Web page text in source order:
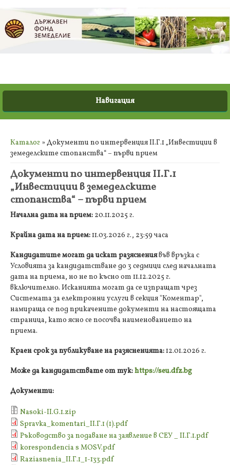
Вие сте тук
Каталог » Документи по интервенция ІІ.Г.1 „Инвестиции в
земеделските стопанства“ – първи прием
Документи по интервенция ІІ.Г.1
„Инвестиции в земеделските
стопанства“ – първи прием
Начална дата на прием: 20.11.2025 г.
Крайна дата на прием:11.03.2026 г., 23:59 часа
Кандидатите могат да искат разяснениявъв връзка с
Условията за кандидатстване до 3 седмици след началната
дата на приема, но не по късно от 11.12.2025 г.
включително. Исканията могат да се изпращат чрез
Системата за електронни услуги в секция "Коментар",
намираща се под прикачените документи на настоящата
страница, като ясно се посочва наименованието на
приема.
Краен срок за публикуване на разясненията:12.01.2026 г.
Може да кандидатствате от тук:https://seu.dfz.bg
Документи:
Nasoki-ІІ.G.1.zip
Spravka_komentari_II.Г.1 (1).pdf
Ръководство за подаване на заявление в СЕУ _ II.Г.1.pdf
korespondencia s MOSV.pdf
Raziasnenia_ІІ.Г.1_1-133.pdf